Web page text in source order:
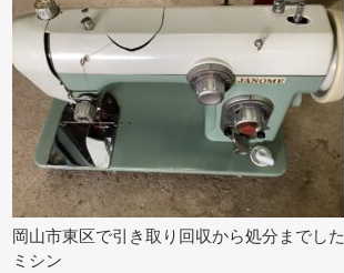
岡山市東区で引き取り回収から処分までした
ミシン